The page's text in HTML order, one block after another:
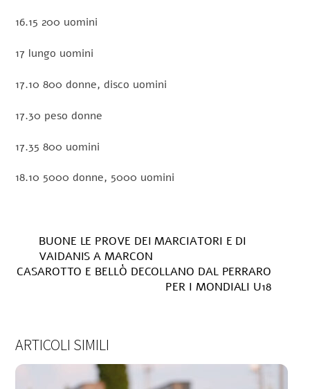
16.15 200 uomini
17 lungo uomini
17.10 800 donne, disco uomini
17.30 peso donne
17.35 800 uomini
18.10 5000 donne, 5000 uomini
BUONE LE PROVE DEI MARCIATORI E DI
VAIDANIS A MARCON
CASAROTTO E BELLÒ DECOLLANO DAL PERRARO
PER I MONDIALI U18
ARTICOLI SIMILI